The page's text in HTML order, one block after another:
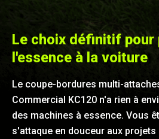
Le choix définitif pour
l'essence à la voiture
Le coupe-bordures multi-
Commercial KC120 n'a rien à
des machines à essence. Vous
s'attaque en douceur aux